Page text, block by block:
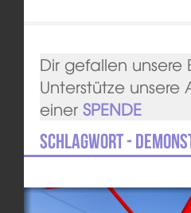
Dir gefallen unsere
Unterstütze
einer SPENDE
Schlagwort -